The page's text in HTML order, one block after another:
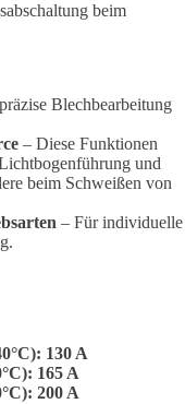
beim
Blechbearbeitung
– Diese Funktionen
und
beim Schweißen von
– Für individuelle
130 A
165 A
200 A